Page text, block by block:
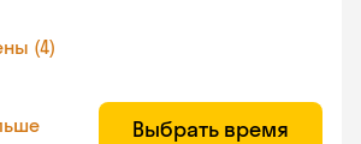
(4)
Выбрать время